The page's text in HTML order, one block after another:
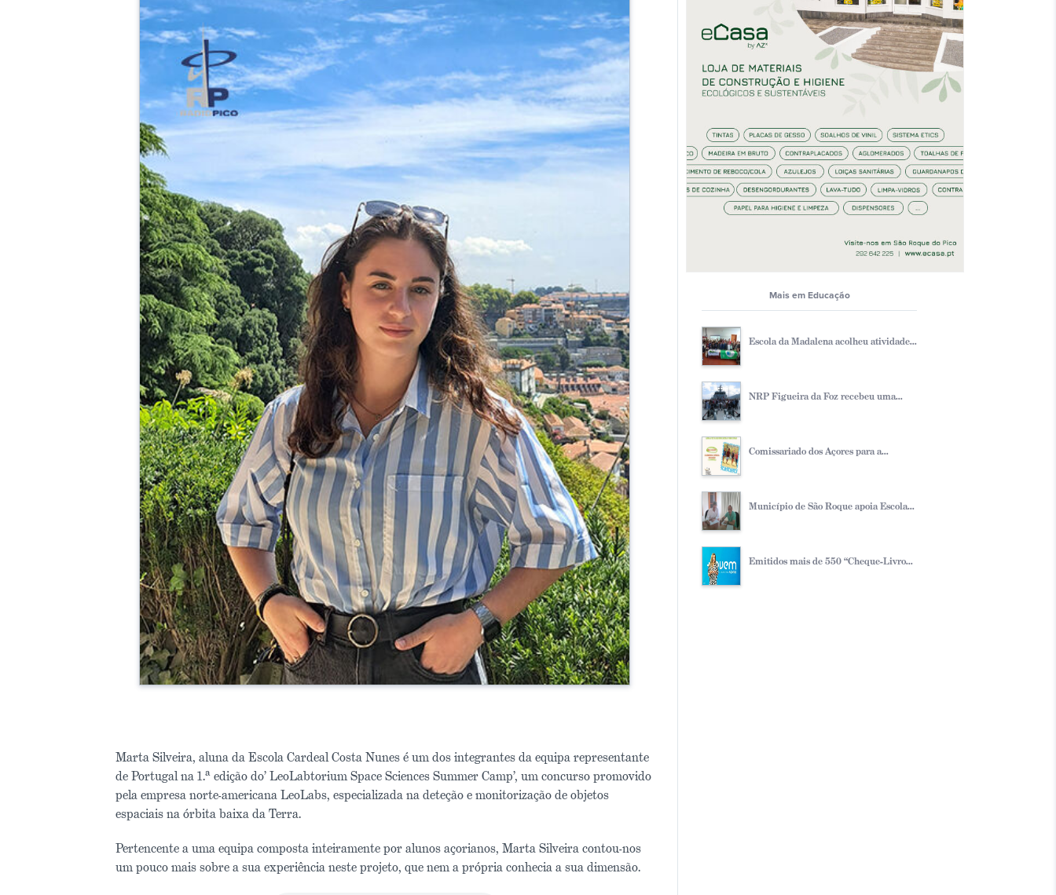
Marta Silveira, aluna da Escola Cardeal Costa Nunes é um dos integrantes da equipa representante
de Portugal na 1.ª edição do’ LeoLabtorium Space Sciences Summer Camp’, um concurso promovido
pela empresa norte-americana LeoLabs, especializada na deteção e monitorização de objetos
espaciais na órbita baixa da Terra.
Pertencente a uma equipa composta inteiramente por alunos açorianos, Marta Silveira contou-nos
um pouco mais sobre a sua experiência neste projeto, que nem a própria conhecia a sua dimensão.
Mais em Educação
Escola da Madalena acolheu atividade...
NRP Figueira da Foz recebeu uma...
Comissariado dos Açores para a...
Município de São Roque apoia Escola...
Emitidos mais de 550 “Cheque-Livro...